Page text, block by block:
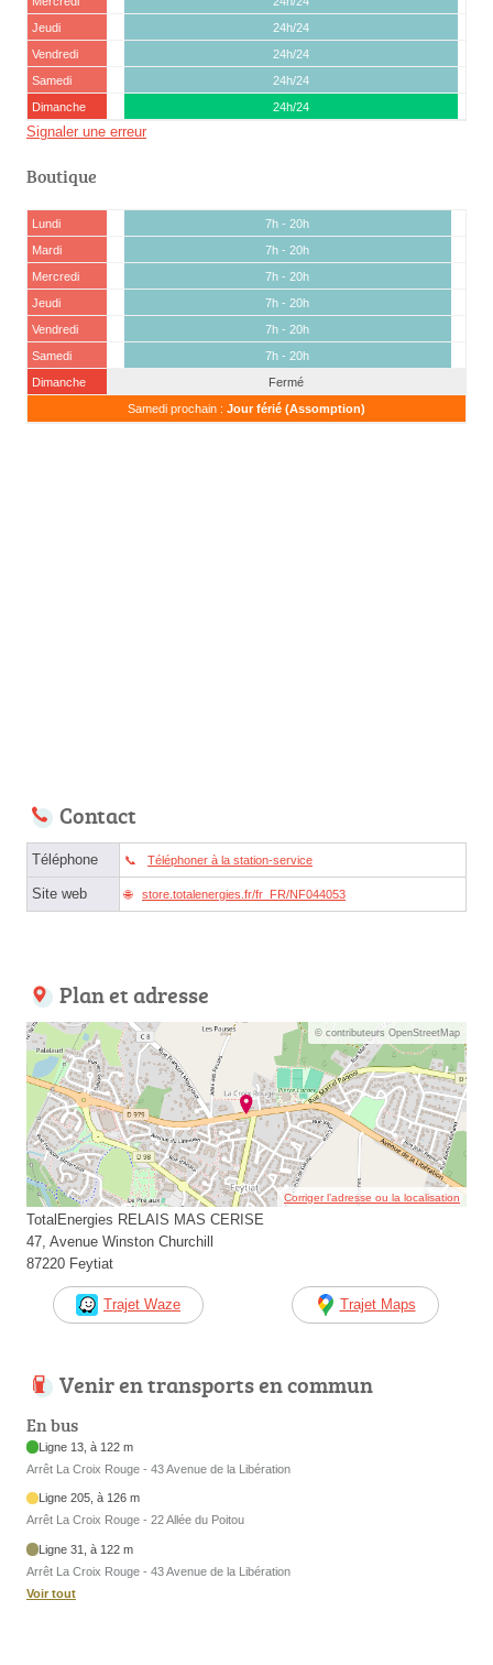
Jeudi
24h/24
Vendredi
24h/24
Samedi
24h/24
Dimanche
24h/24
Signaler une erreur
Boutique
Lundi
7h - 20h
Mardi
7h - 20h
Mercredi
7h - 20h
Jeudi
7h - 20h
Vendredi
7h - 20h
Samedi
7h - 20h
Dimanche
Fermé
Samedi prochain : Jour férié (Assomption)
Contact
Téléphone Téléphoner à la station-service
Site web store.totalenergies.fr/fr_FR/NF044053
Plan et adresse
© contributeurs OpenStreetMap
Corriger l’adresse ou la localisation
TotalEnergies RELAIS MAS CERISE
47, Avenue Winston Churchill
87220 Feytiat
Trajet Waze Trajet Maps
Venir en transports en commun
En bus
Ligne 13, à 122 m
Arrêt La Croix Rouge - 43 Avenue de la Libération
Ligne 205, à 126 m
Arrêt La Croix Rouge - 22 Allée du Poitou
Ligne 31, à 122 m
Arrêt La Croix Rouge - 43 Avenue de la Libération
Voir tout